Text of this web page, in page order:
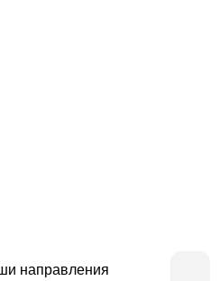
направления